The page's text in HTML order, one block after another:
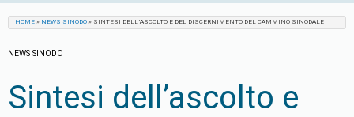
HOME » NEWS SINODO » SINTESI DELL’ASCOLTO E DEL DISCERNIMENTO DEL CAMMINO SINODALE
NEWS SINODO
Sintesi dell’ascolto e